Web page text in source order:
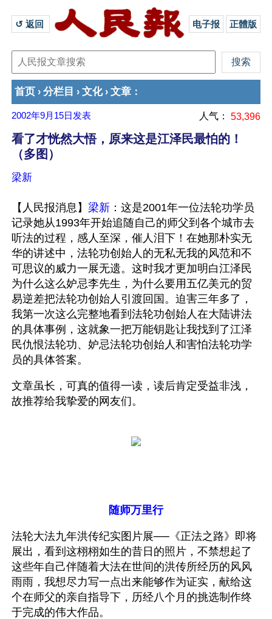
↺ 返回 电子报 正體版
首页 › 分栏目 › 文化› 文章 ：
2002年9月15日 发表 人气： 53,396
看了才恍然大悟，原来这是江泽民最怕的！
（多图）
梁新
【人民报消息】 梁新 ：这是2001年一位法轮功学员
记录她从1993年开始追随自己的师父到各个城市去
听法的过程，感人至深，催人泪下！在她那朴实无
华的讲述中，法轮功创始人的无私无我的风范和不
可思议的威力一展无遗。这时我才更加明白江泽民
为什么这么妒忌李先生，为什么要用五亿美元的贸
易逆差把法轮功创始人引渡回国。迫害三年多了，
我第一次这么完整地看到法轮功创始人在大陆讲法
的具体事例，这就象一把万能钥匙让我找到了江泽
民仇恨法轮功、妒忌法轮功创始人和害怕法轮功学
员的具体答案。
文章虽长，可真的值得一读，读后肯定受益非浅，
故推荐给我挚爱的网友们。
随师万里行
法轮大法九年洪传纪实图片展──《正法之路》即将
展出，看到这栩栩如生的昔日的照片，不禁想起了
这些年自己伴随着大法在世间的洪传所经历的风风
雨雨，我想尽力写一点出来能够作为证实，献给这
个在师父的亲自指导下，历经八个月的挑选制作终
于完成的伟大作品。